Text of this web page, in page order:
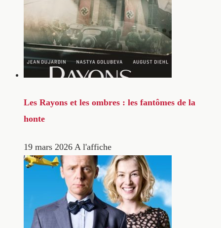
Les Rayons et les ombres : les fantômes de la
honte
19 mars 2026 A l'affiche